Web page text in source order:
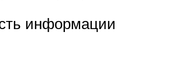
информации